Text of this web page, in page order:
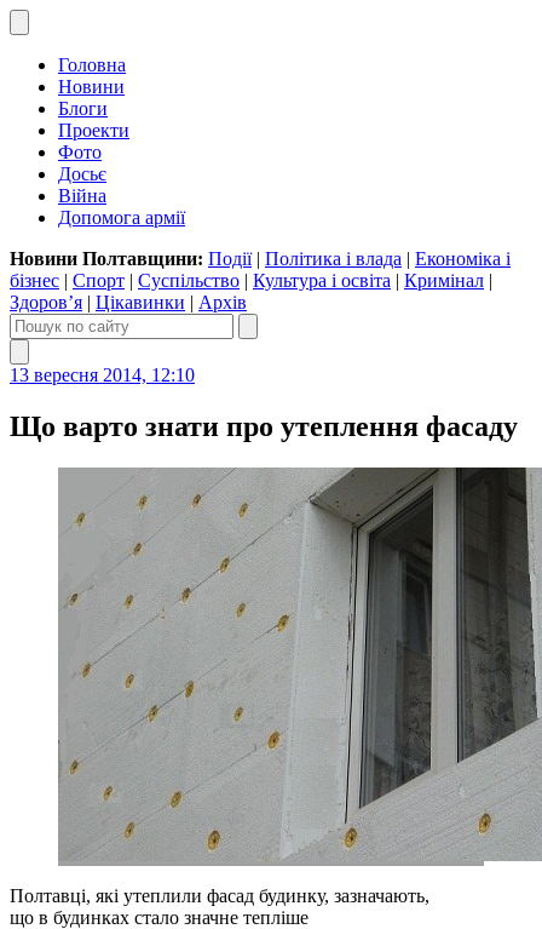
Головна
Новини
Блоги
Проекти
Фото
Досьє
Війна
Допомога армії
Новини Полтавщини: Події| Політика і влада | Економіка і
бізнес | Спорт | Суспільство | Культура і освіта | Кримінал |
Здоров’я | Цікавинки | Архів
13 вересня 2014, 12:10
Що варто знати про утеплення фасаду
Полтавці, які утеплили фасад будинку, зазначають,
що в будинках стало значне тепліше